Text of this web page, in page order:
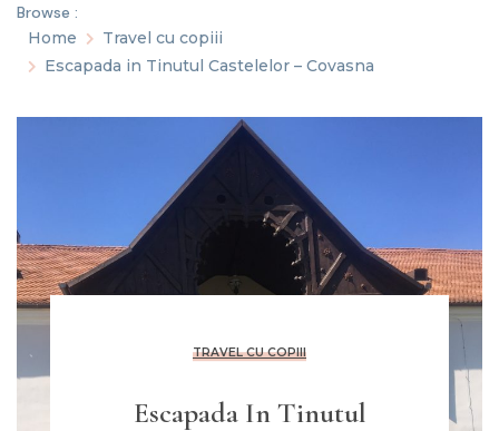
Browse :
Home
Travel cu copiii
Escapada in Tinutul Castelelor – Covasna
TRAVEL CU COPIII
Escapada In Tinutul